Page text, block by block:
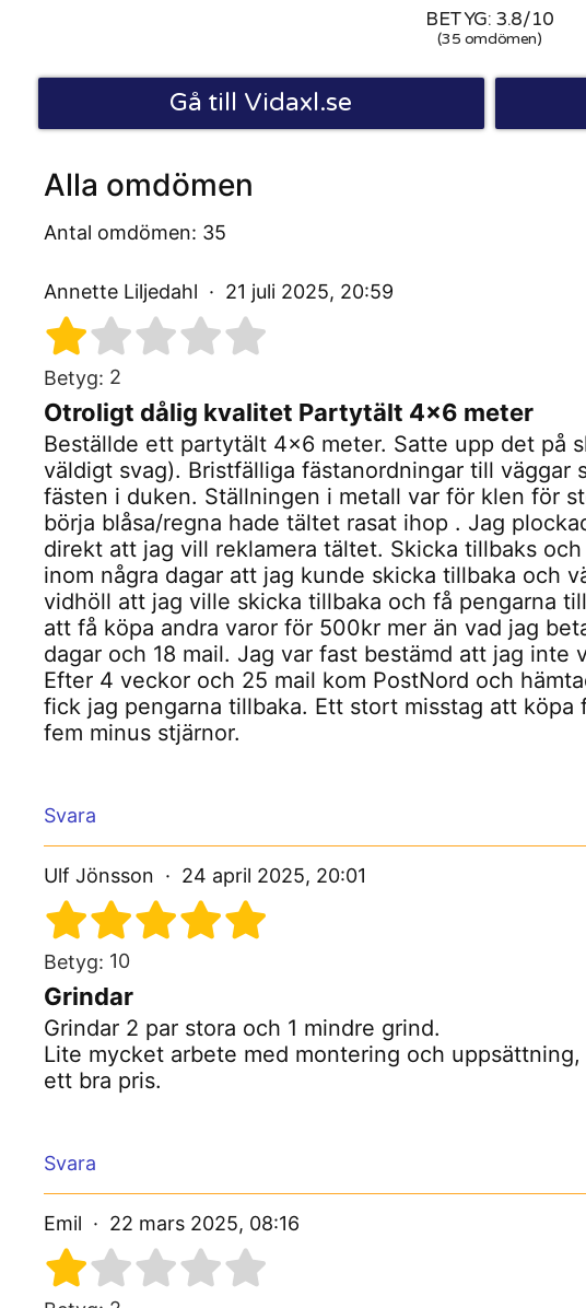
BETYG: 3.8/10
(35 omdömen)
Gå till Vidaxl.se
Alla omdömen
Antal omdömen: 35
Annette Liljedahl 21 juli 2025, 20:59
Betyg: 2
Otroligt dålig kvalitet Partytält 4x6 meter
Beställde ett partytält 4×6 meter. Satte upp det på
väldigt svag). Bristfälliga fästanordningar till väggar
fästen i duken. Ställningen i metall var för klen för
börja blåsa/regna hade tältet rasat ihop . Jag
direkt att jag vill reklamera tältet. Skicka tillbaks
inom några dagar att jag kunde skicka tillbaka och
vidhöll att jag ville skicka tillbaka och få pengarna
att få köpa andra varor för 500kr mer än vad jag
dagar och 18 mail. Jag var fast bestämd att jag inte
Efter 4 veckor och 25 mail kom PostNord och
fick jag pengarna tillbaka. Ett stort misstag att köpa
fem minus stjärnor.
Svara
Ulf Jönsson 24 april 2025, 20:01
Betyg: 10
Grindar
Grindar 2 par stora och 1 mindre grind.
Lite mycket arbete med montering och
ett bra pris.
Svara
Emil 22 mars 2025, 08:16